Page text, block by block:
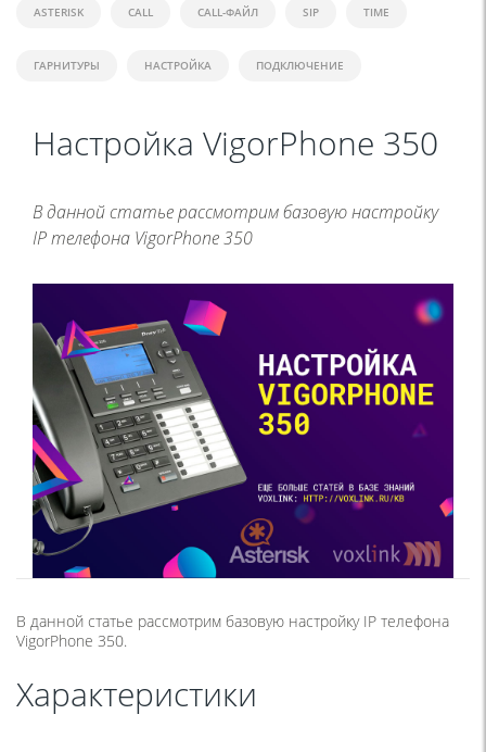
ASTERISK CALL CALL-ФАЙЛ SIP TIME
ГАРНИТУРЫ НАСТРОЙКА ПОДКЛЮЧЕНИЕ
Настройка VigorPhone 350
В данной статье рассмотрим базовую настройку
IP телефона VigorPhone 350
В данной статье рассмотрим базовую настройку IP телефона
VigorPhone 350.
Характеристики